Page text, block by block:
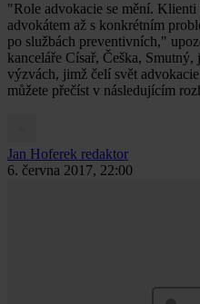
"Role advokacie se mění.
advokátem až s konkrétním
po službách preventivních,"
kanceláře Císař, Češka,
výzvách, jimž čelí svět
můžete přečíst v následujícím
Jan Hoferek redaktor
6. června 2017, 22:00